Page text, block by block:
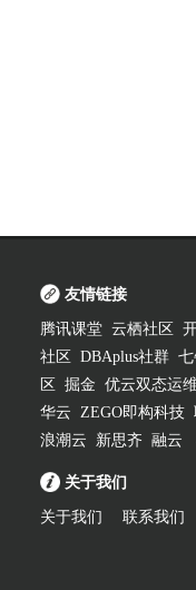
友情链接
腾讯课堂 云栖社区
社区
DBAplus社群
区
掘金 优云双态运
华云 ZEGO即构科技
浪潮云
新思齐 融云
关于我们
关于我们 联系我们